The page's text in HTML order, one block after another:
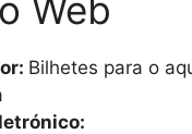
Web
Bilhetes para o